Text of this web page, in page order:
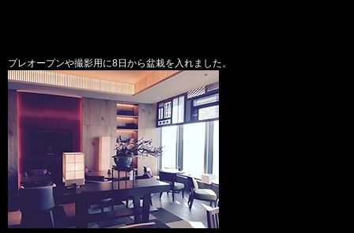
プレオープンや撮影用に8日から盆栽を入れました。